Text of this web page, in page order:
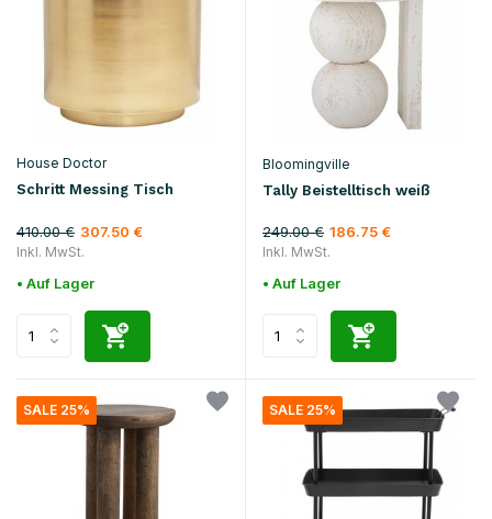
House Doctor
Schritt Messing Tisch
410.00 € 307.50 €
Inkl. MwSt.
• Auf Lager
Bloomingville
Tally Beistelltisch weiß
249.00 € 186.75 €
Inkl. MwSt.
• Auf Lager
SALE 25% SALE 25%